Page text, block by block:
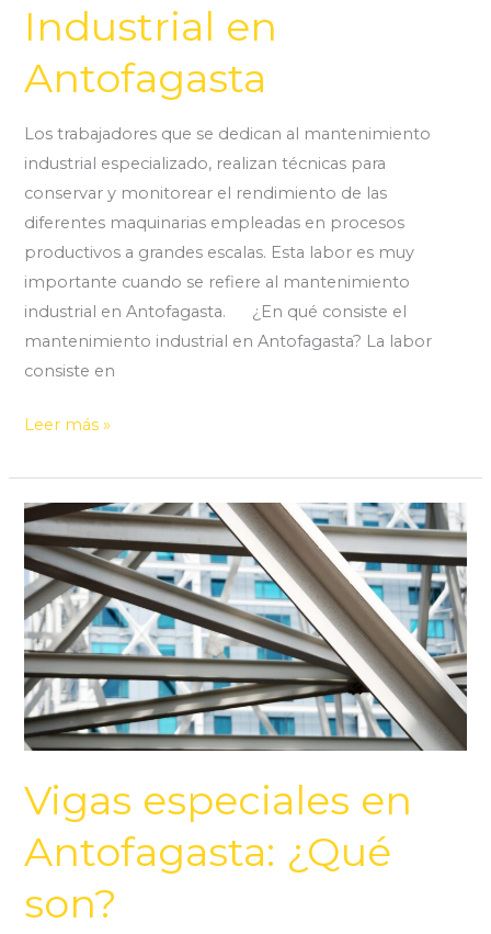
Industrial en
Antofagasta
Los trabajadores que se dedican al mantenimiento
industrial especializado, realizan técnicas para
conservar y monitorear el rendimiento de las
diferentes maquinarias empleadas en procesos
productivos a grandes escalas. Esta labor es muy
importante cuando se refiere al mantenimiento
industrial en Antofagasta. ¿En qué consiste el
mantenimiento industrial en Antofagasta? La labor
consiste en
Leer más »
Vigas especiales en
Antofagasta: ¿Qué
son?
Vigas
especiales
en
Antofagasta:
¿Qué
son?